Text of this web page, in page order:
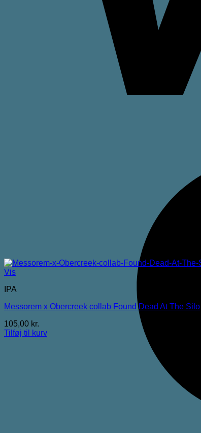
Vis
IPA
Messorem x Obercreek collab Found Dead At The Silo
105,00 kr.
Tilføj til kurv